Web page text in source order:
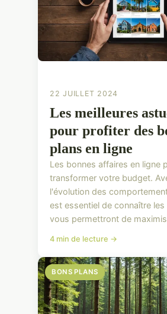
22 JUILLET 2024
Les meilleures
pour profiter des
plans en ligne
Les bonnes affaires en ligne
transformer votre budget.
l'évolution des
est essentiel de connaître
vous permettront de
4 min de lecture →
BONS PLANS